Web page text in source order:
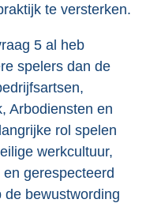
te versterken.
5 al heb
spelers dan de
Arbodiensten en
rol spelen
werkcultuur,
gerespecteerd
bewustwording